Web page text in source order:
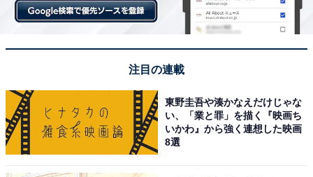
1位は「ディーン・フジオカ」さんでした。
爽やかな印象がありながら、濃い眉毛やはっきりとした
輪郭が魅力的のディーンさん。メイクをすることで、デ
ィーンさんが持つ魅力がより増すと考える人が多いのか
もしれません。
注目の連載
東野圭吾や湊かなえだけじゃな
い、「業と罪」を描く『映画ち
いかわ』から強く連想した映画
8選